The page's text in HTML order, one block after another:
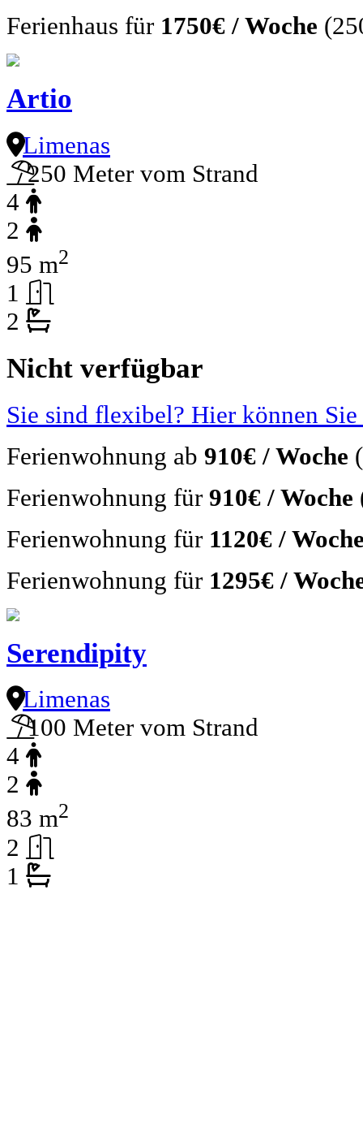
Ferienhaus für 1750€ / Woche
Artio
Limenas
250 Meter vom Strand
4
2
95 m2
1
2
Nicht verfügbar
Sie sind flexibel? Hier können
Ferienwohnung ab 910€ / Woche
Ferienwohnung für 910€ / Woche
Ferienwohnung für 1120€ /
Ferienwohnung für 1295€ /
Serendipity
Limenas
100 Meter vom Strand
4
2
83 m2
2
1